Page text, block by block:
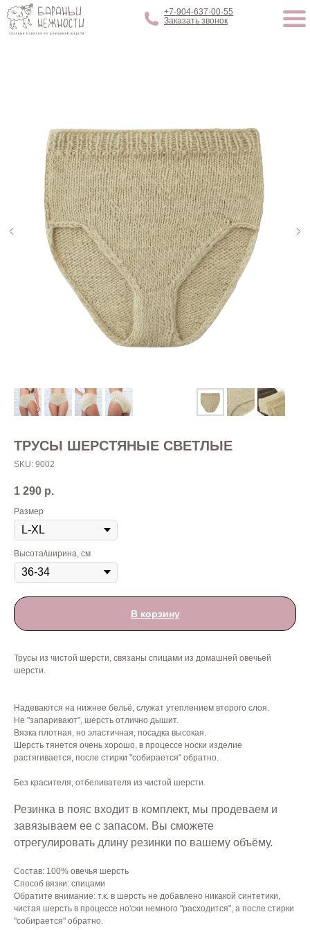
+7-904-637-00-55
Заказать звонок
ТРУСЫ ШЕРСТЯНЫЕ СВЕТЛЫЕ
SKU: 9002
1 290 р.
Размер
Высота/ширина, см
В корзину
Трусы из чистой шерсти, связаны спицами из домашней овечьей
шерсти.
Надеваются на нижнее бельё, служат утеплением второго слоя.
Не "запаривают", шерсть отлично дышит.
Вязка плотная, но эластичная, посадка высокая.
Шерсть тянется очень хорошо, в процессе носки изделие
растягивается, после стирки "собирается" обратно.
Без красителя, отбеливателя из чистой шерсти.
Резинка в пояс входит в комплект, мы продеваем и
завязываем ее с запасом. Вы сможете
отрегулировать длину резинки по вашему объёму.
Состав: 100% овечья шерсть
Способ вязки: спицами
Обратите внимание: т.к. в шерсть не добавлено никакой синтетики,
чистая шерсть в процессе но'ски немного "расходится", а после стирки
"собирается" обратно.